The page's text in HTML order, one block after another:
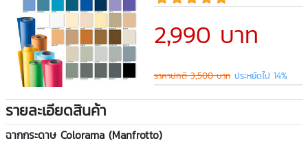
2,990 บาท
ราคาปกติ 3,500 บาท ประหยัดไป 14%
รายละเอียดสินค้า
ฉากกระดาษ Colorama (Manfrotto)